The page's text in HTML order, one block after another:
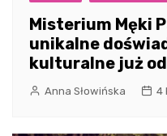
Misterium Męki
unikalne
kulturalne już
Anna Słowińska 4